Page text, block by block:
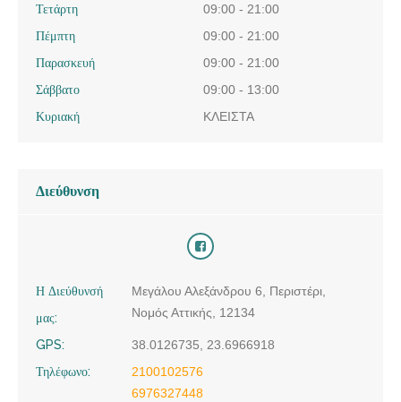
Τετάρτη
09:00 - 21:00
Πέμπτη
09:00 - 21:00
Παρασκευή
09:00 - 21:00
Σάββατο
09:00 - 13:00
Κυριακή
ΚΛΕΙΣΤΑ
Διεύθυνση
Η Διεύθυνσή
μας:
Μεγάλου Αλεξάνδρου 6, Περιστέρι,
Νομός Αττικής, 12134
GPS:
38.0126735, 23.6966918
Τηλέφωνο:
2100102576
6976327448